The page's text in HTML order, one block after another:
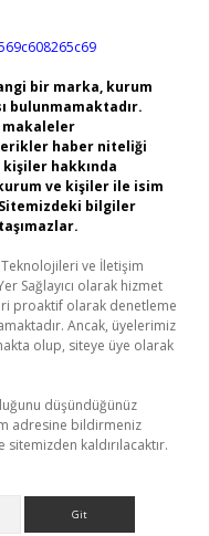
bir marka, kurum
bulunmamaktadır.
makaleler
haber niteliği
hakkında
ve kişiler ile isim
bilgiler
Teknolojileri ve İletişim
Sağlayıcı olarak hizmet
proaktif olarak denetleme
Ancak, üyelerimiz
olup, siteye üye olarak
düşündüğünüz
adresine bildirmeniz
kaldırılacaktır.